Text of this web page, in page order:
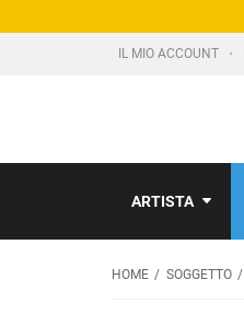
IL MIO ACCOUNT
ARTISTA
HOME SOGGETTO